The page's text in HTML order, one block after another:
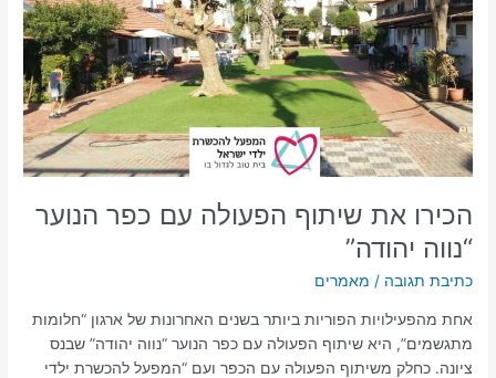
הכירו את שיתוף הפעולה עם כפר הנוער
“נווה יהודה”
כתיבת תגובה / מאמרים
אחת מהפעילויות הפוריות ביותר בשנים האחרונות של ארגון “חלומות
מתגשמים”, היא שיתוף הפעולה עם כפר הנוער “נווה יהודה” שבנס
ציונה. כחלק משיתוף הפעולה עם הכפר ועם “המפעל להכשרת ילדי
עם
כפר
הנוער
“נווה
יהודה”